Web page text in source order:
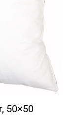
50×50